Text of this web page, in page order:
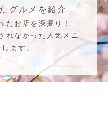
グルメを紹介
たお店を深掘り！
れなかった人気メニ
ます。